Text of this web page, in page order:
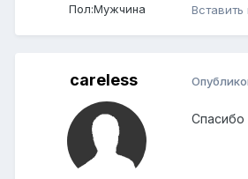
Пол:Мужчина Вставить
careless
Спасибо